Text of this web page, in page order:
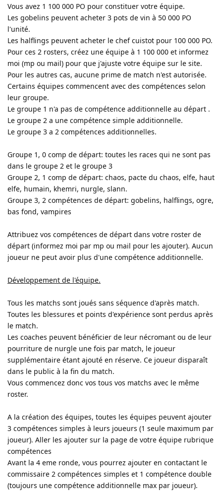
Vous avez 1 100 000 PO pour constituer votre équipe.
Les gobelins peuvent acheter 3 pots de vin à 50 000 PO
l'unité.
Les halflings peuvent acheter le chef cuistot pour 100 000 PO.
Pour ces 2 rosters, créez une équipe à 1 100 000 et informez
moi (mp ou mail) pour que j'ajuste votre équipe sur le site.
Pour les autres cas, aucune prime de match n'est autorisée.
Certains équipes commencent avec des compétences selon
leur groupe.
Le groupe 1 n'a pas de compétence additionnelle au départ .
Le groupe 2 a une compétence simple additionnelle.
Le groupe 3 a 2 compétences additionnelles.
Groupe 1, 0 comp de départ: toutes les races qui ne sont pas
dans le groupe 2 et le groupe 3
Groupe 2, 1 comp de départ: chaos, pacte du chaos, elfe, haut
elfe, humain, khemri, nurgle, slann.
Groupe 3, 2 compétences de départ: gobelins, halflings, ogre,
bas fond, vampires
Attribuez vos compétences de départ dans votre roster de
départ (informez moi par mp ou mail pour les ajouter). Aucun
joueur ne peut avoir plus d'une compétence additionnelle.
Développement de l'équipe.
Tous les matchs sont joués sans séquence d'après match.
Toutes les blessures et points d'expérience sont perdus après
le match.
Les coaches peuvent bénéficier de leur nécromant ou de leur
pourriture de nurgle une fois par match, le joueur
supplémentaire étant ajouté en réserve. Ce joueur disparaît
dans le public à la fin du match.
Vous commencez donc vos tous vos matchs avec le même
roster.
A la création des équipes, toutes les équipes peuvent ajouter
3 compétences simples à leurs joueurs (1 seule maximum par
joueur). Aller les ajouter sur la page de votre équipe rubrique
compétences
Avant la 4 eme ronde, vous pourrez ajouter en contactant le
commissaire 2 compétences simples et 1 compétence double
(toujours une compétence additionnelle max par joueur).